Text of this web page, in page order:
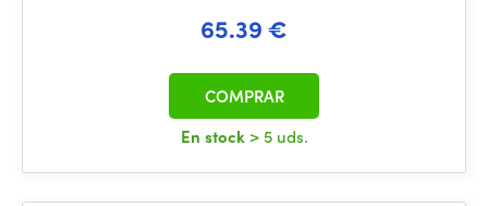
65.39 €
En stock > 5 uds.
COMPRAR